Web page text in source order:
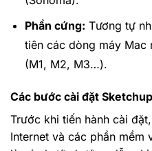
Phần cứng: Tương tự
tiên các dòng máy
(M1, M2, M3…).
Các bước cài đặt
Trước khi tiến hành cài
Internet và các phần mềm